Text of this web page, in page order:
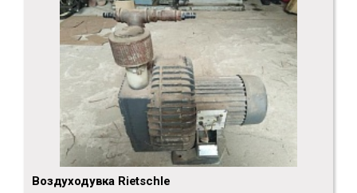
Воздуходувка Rietschle